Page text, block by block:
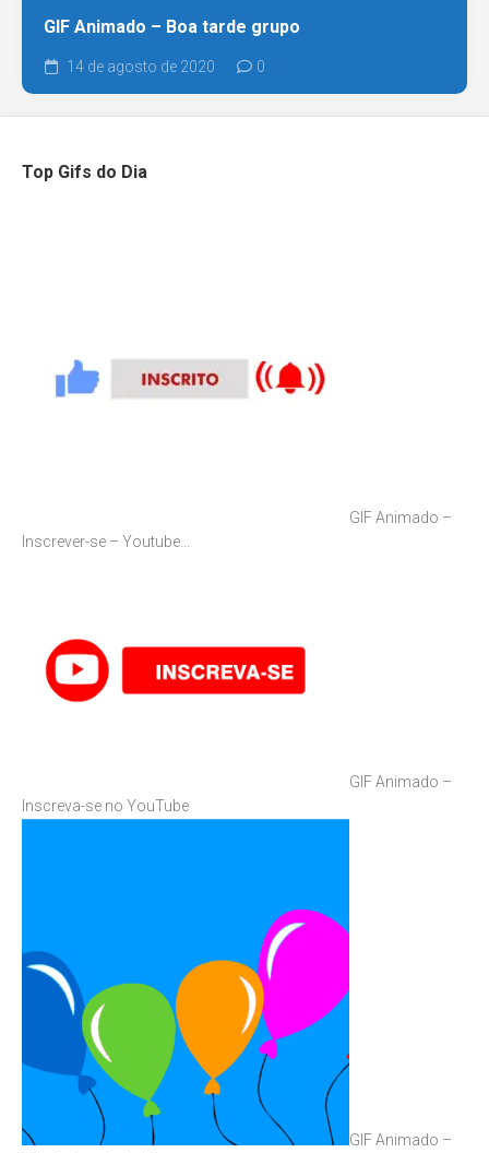
GIF Animado – Boa tarde grupo
14 de agosto de 2020 0
Top Gifs do Dia
GIF Animado –
Inscrever-se – Youtube…
GIF Animado –
Inscreva-se no YouTube
GIF Animado –